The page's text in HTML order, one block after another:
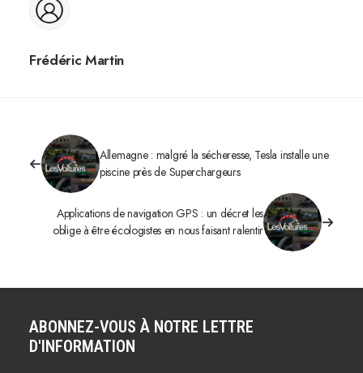
Frédéric Martin
Allemagne : malgré la sécheresse, Tesla installe une
piscine près de Superchargeurs
Applications de navigation GPS : un décret les
oblige à être écologistes en nous faisant ralentir
ABONNEZ-VOUS À NOTRE LETTRE
D'INFORMATION